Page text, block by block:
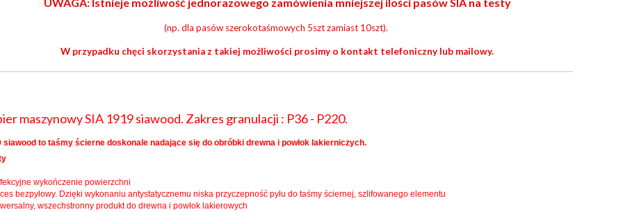
UWAGA: Istnieje możliwość jednorazowego zamówienia mniejszej ilości pasów SIA na testy
(np. dla pasów szerokotaśmowych 5szt zamiast 10szt).
W przypadku chęci skorzystania z takiej możliwości prosimy o kontakt telefoniczny lub mailowy.
maszynowy SIA 1919 siawood. Zakres granulacji : P36 - P220.
siawood to taśmy ścierne doskonale nadające się do obróbki drewna i powłok lakierniczych.
wykończenie powierzchni
bezpyłowy. Dzięki wykonaniu antystatycznemu niska przyczepność pyłu do taśmy ściernej, szlifowanego elementu
wszechstronny produkt do drewna i powłok lakierowych